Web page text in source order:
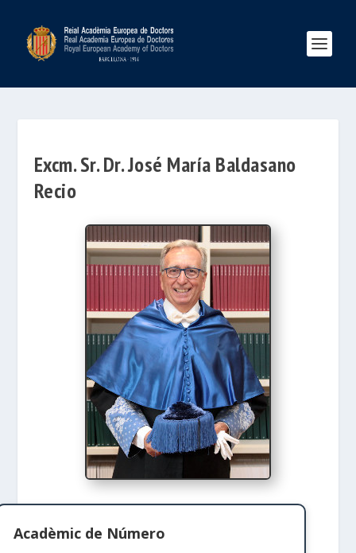
Excm. Sr. Dr. José María Baldasano
Recio
Acadèmic de Número